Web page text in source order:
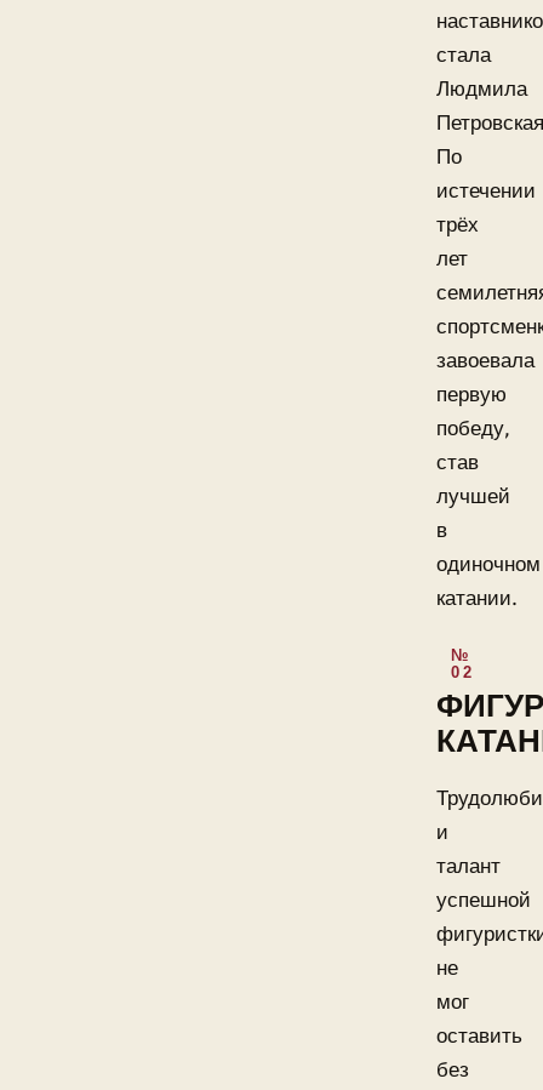
стала
Людмила
По
истечении
трёх
лет
завоевала
первую
победу,
став
лучшей
в
одиночном
катании.
и
талант
успешной
не
мог
оставить
без